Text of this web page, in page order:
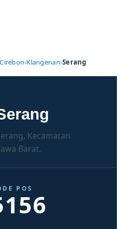
Cirebon›Klangenan›Serang
Kecamatan
Barat.
POS